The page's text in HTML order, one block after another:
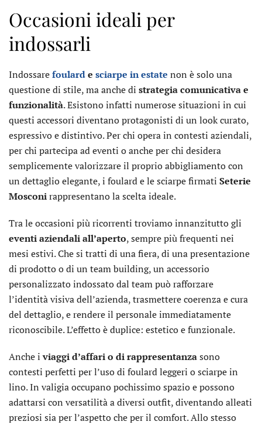
Occasioni ideali per
indossarli
Indossarefoularde sciarpe in estate non è solo una
questione di stile, ma anche di strategia comunicativa e
funzionalità. Esistono infatti numerose situazioni in cui
questi accessori diventano protagonisti di un look curato,
espressivo e distintivo. Per chi opera in contesti aziendali,
per chi partecipa ad eventi o anche per chi desidera
semplicemente valorizzare il proprio abbigliamento con
un dettaglio elegante, i foulard e le sciarpe firmati Seterie
Mosconirappresentano la scelta ideale.
Tra le occasioni più ricorrenti troviamo innanzitutto gli
eventi aziendali all’aperto, sempre più frequenti nei
mesi estivi. Che si tratti di una fiera, di una presentazione
di prodotto o di un team building, un accessorio
personalizzato indossato dal team può rafforzare
l’identità visiva dell’azienda, trasmettere coerenza e cura
del dettaglio, e rendere il personale immediatamente
riconoscibile. L’effetto è duplice: estetico e funzionale.
Anche iviaggi d’affari o di rappresentanzasono
contesti perfetti per l’uso di foulard leggeri o sciarpe in
lino. In valigia occupano pochissimo spazio e possono
adattarsi con versatilità a diversi outfit, diventando alleati
preziosi sia per l’aspetto che per il comfort. Allo stesso